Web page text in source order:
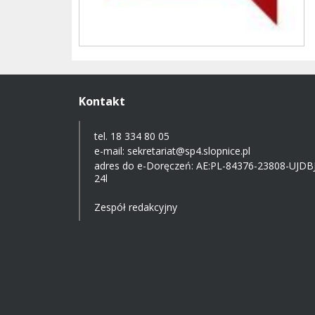
Kontakt
tel. 18 334 80 05
e-mail: sekretariat@sp4.slopnice.pl
adres do e-Doręczeń: AE:PL-84376-23808-
24l
Zespół redakcyjny